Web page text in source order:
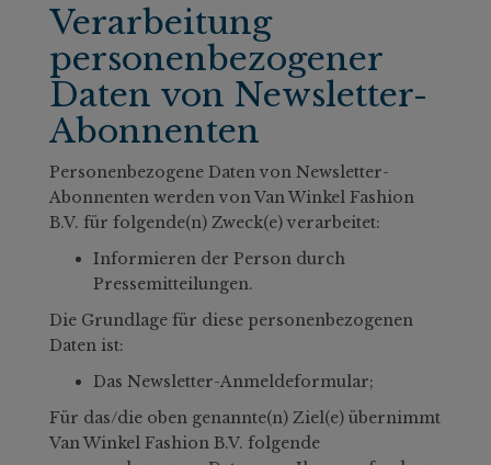
Verarbeitung
personenbezogener
Daten von Newsletter-
Abonnenten
Personenbezogene Daten von Newsletter-
Abonnenten werden von Van Winkel Fashion
B.V. für folgende(n) Zweck(e) verarbeitet:
Informieren der Person durch
Pressemitteilungen.
Die Grundlage für diese personenbezogenen
Daten ist:
Das Newsletter-Anmeldeformular;
Für das/die oben genannte(n) Ziel(e) übernimmt
Van Winkel Fashion B.V. folgende